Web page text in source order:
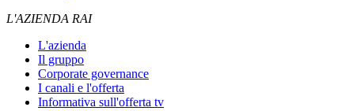
L'AZIENDA RAI
L'azienda
Il gruppo
Corporate governance
I canali e l'offerta
Informativa sull'offerta tv